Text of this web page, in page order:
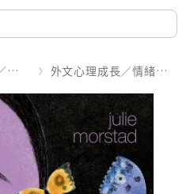
外文圖畫書／繪本 外文心理成長／情緒處理